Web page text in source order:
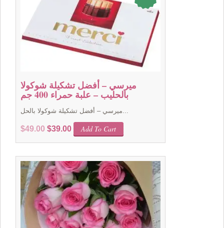
ميرسي – أفضل تشكيلة شوكولا
بالحليب – علبة حمراء 400 جم
$49.00 Original
$49.00.
$39.00Current
price
$39.00.
Add To Cart